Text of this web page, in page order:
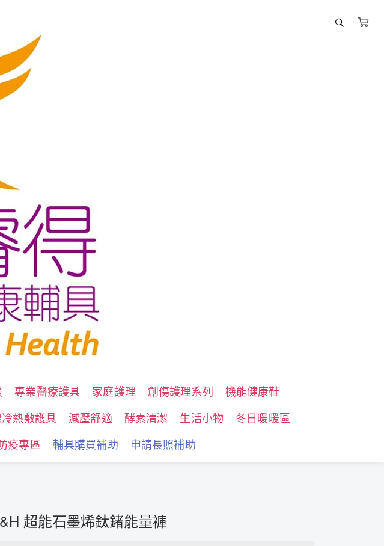
專業醫療護具 家庭護理 創傷護理系列
機能健康鞋
熱敷護具 減壓舒適 酵素清潔 生活小物
冬日暖暖區
疫專區 輔具購買補助 申請長照補助
超能石墨烯鈦鍺能量褲